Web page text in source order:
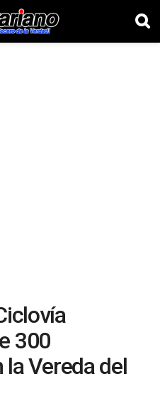
300
Vereda del